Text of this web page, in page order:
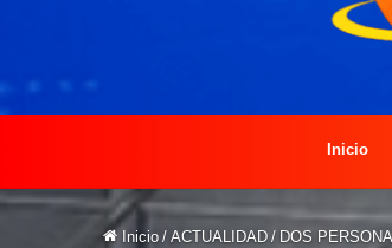
Inicio
Inicio / ACTUALIDAD / DOS